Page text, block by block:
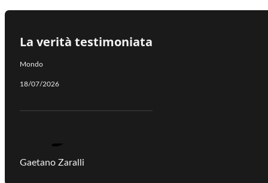
La verità testimoniata
Mondo
18/07/2026
Gaetano Zaralli